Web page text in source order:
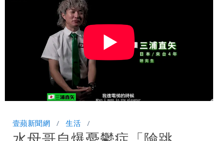
公布收入比拍戲賺更多
「琵鷺」颱風生成！三颱共舞路徑曝光
HAHABABY帽T日文印成「哈哈鄙卑」
真相曝光直播當下就被問
壹蘋新聞網 生活